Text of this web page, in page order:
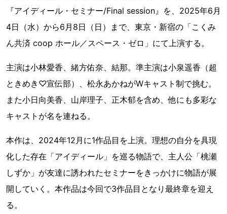
『アイディール・セミナー/Final session』を、2025年6月
4日（水）から6月8日（日）まで、東京・新宿の「こくみ
ん共済 coop ホール／スペース・ゼロ」にて上演する。
主演は小林愛香、緒方佑奈、結那。準主演は小泉遥香（超
ときめき♡宣伝部）、松永あかねがWキャスト制で挑む。
また小日向美香、山岸理子、正木郁を含め、他にも多彩な
キャストが名を連ねる。
本作は、2024年12月に1作品目を上演。理想の自分を具現
化した存在「アイディール」を巡る物語で、主人公「桃瀬
しずか」が友達に誘われたセミナーをきっかけに物語が展
開していく。本作品は今回で3作品目となり最終章を迎え
る。